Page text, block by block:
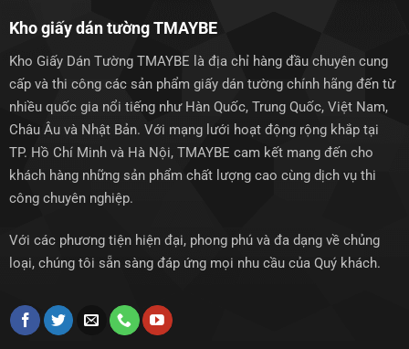
Kho giấy dán tường TMAYBE
Kho Giấy Dán Tường TMAYBE là địa chỉ hàng đầu chuyên cung
cấp và thi công các sản phẩm giấy dán tường chính hãng đến từ
nhiều quốc gia nổi tiếng như Hàn Quốc, Trung Quốc, Việt Nam,
Châu Âu và Nhật Bản. Với mạng lưới hoạt động rộng khắp tại
TP. Hồ Chí Minh và Hà Nội, TMAYBE cam kết mang đến cho
khách hàng những sản phẩm chất lượng cao cùng dịch vụ thi
công chuyên nghiệp.
Với các phương tiện hiện đại, phong phú và đa dạng về chủng
loại, chúng tôi sẵn sàng đáp ứng mọi nhu cầu của Quý khách.